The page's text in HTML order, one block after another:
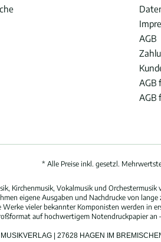
AGB
AGB
AGB
* Alle Preise inkl. gesetzl.
Kirchenmusik, Vokalmusik und
eigene Ausgaben und Nachdrucke von
vieler bekannter Komponisten werden
auf hochwertigem Notendruckpapier
| 27628 HAGEN IM